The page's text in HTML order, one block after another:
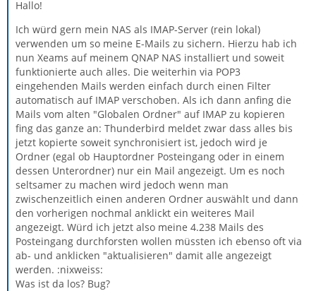
Hallo!
Ich würd gern mein NAS als IMAP-Server (rein lokal)
verwenden um so meine E-Mails zu sichern. Hierzu hab ich
nun Xeams auf meinem QNAP NAS installiert und soweit
funktionierte auch alles. Die weiterhin via POP3
eingehenden Mails werden einfach durch einen Filter
automatisch auf IMAP verschoben. Als ich dann anfing die
Mails vom alten "Globalen Ordner" auf IMAP zu kopieren
fing das ganze an: Thunderbird meldet zwar dass alles bis
jetzt kopierte soweit synchronisiert ist, jedoch wird je
Ordner (egal ob Hauptordner Posteingang oder in einem
dessen Unterordner) nur ein Mail angezeigt. Um es noch
seltsamer zu machen wird jedoch wenn man
zwischenzeitlich einen anderen Ordner auswählt und dann
den vorherigen nochmal anklickt ein weiteres Mail
angezeigt. Würd ich jetzt also meine 4.238 Mails des
Posteingang durchforsten wollen müssten ich ebenso oft via
ab- und anklicken "aktualisieren" damit alle angezeigt
werden. :nixweiss:
Was ist da los? Bug?